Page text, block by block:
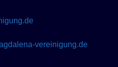
vereinigung.de